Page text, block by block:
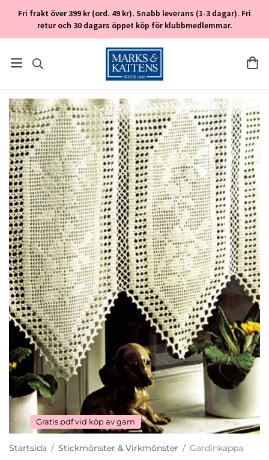
Fri frakt över 399 kr (ord. 49 kr). Snabb leverans (1-3 dagar). Fri
retur och 30 dagars öppet köp för klubbmedlemmar.
Gratis pdf vid köp av garn
Startsida / Stickmönster & Virkmönster / Gardinkappa